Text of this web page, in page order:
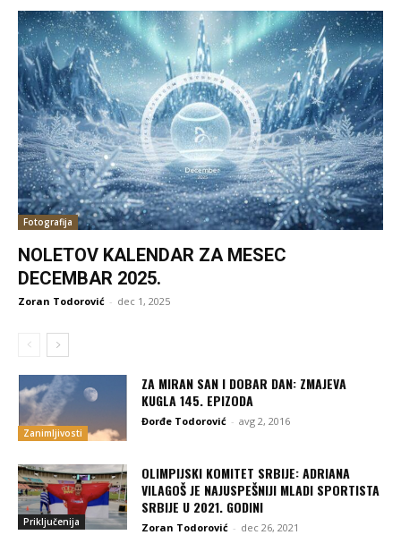
Fotografija
NOLETOV KALENDAR ZA MESEC
DECEMBAR 2025.
Zoran Todorović - dec 1, 2025
Zanimljivosti
ZA MIRAN SAN I DOBAR DAN: ZMAJEVA
KUGLA 145. EPIZODA
Đorđe Todorović - avg 2, 2016
Priključenija
OLIMPIJSKI KOMITET SRBIJE: ADRIANA
VILAGOŠ JE NAJUSPEŠNIJI MLADI SPORTISTA
SRBIJE U 2021. GODINI
Zoran Todorović - dec 26, 2021